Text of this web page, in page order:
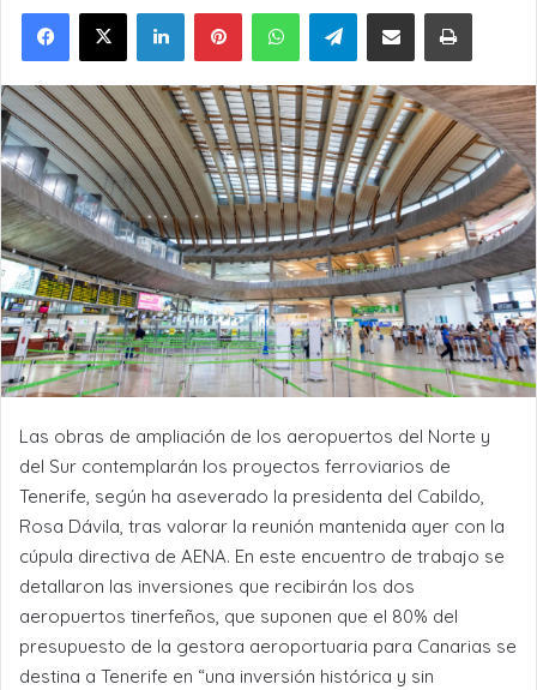
LinkedInPinterestWhatsAppTelegramCompartir por Email Imprimir
Las obras de ampliación de los aeropuertos del Norte y
del Sur contemplarán los proyectos ferroviarios de
Tenerife, según ha aseverado la presidenta del Cabildo,
Rosa Dávila, tras valorar la reunión mantenida ayer con la
cúpula directiva de AENA. En este encuentro de trabajo se
detallaron las inversiones que recibirán los dos
aeropuertos tinerfeños, que suponen que el 80% del
presupuesto de la gestora aeroportuaria para Canarias se
destina a Tenerife en “una inversión histórica y sin